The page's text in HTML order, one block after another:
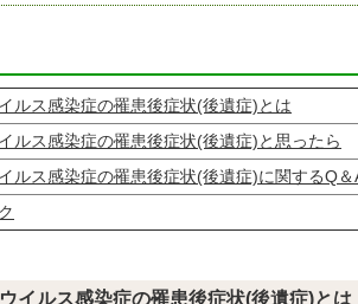
ルス感染症の罹患後症状(後遺症)とは
ルス感染症の罹患後症状(後遺症)と思ったら
ルス感染症の罹患後症状(後遺症)に関するQ＆
イルス感染症の罹患後症状(後遺症)とは